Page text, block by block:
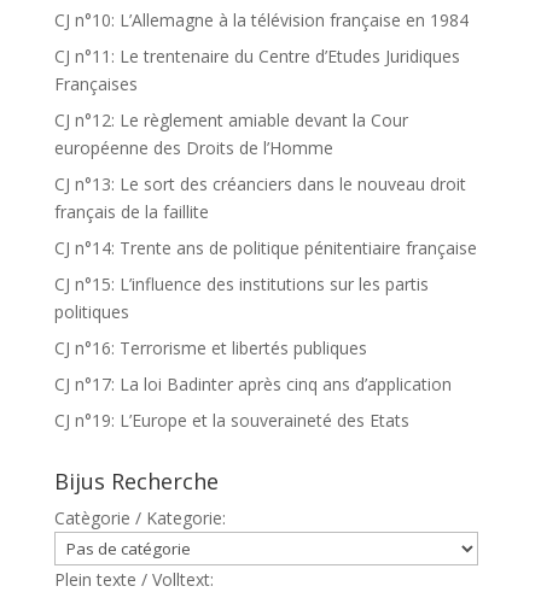
CJ n°10: L’Allemagne à la télévision française en 1984
CJ n°11: Le trentenaire du Centre d’Etudes Juridiques
Françaises
CJ n°12: Le règlement amiable devant la Cour
européenne des Droits de l’Homme
CJ n°13: Le sort des créanciers dans le nouveau droit
français de la faillite
CJ n°14: Trente ans de politique pénitentiaire française
CJ n°15: L’influence des institutions sur les partis
politiques
CJ n°16: Terrorisme et libertés publiques
CJ n°17: La loi Badinter après cinq ans d’application
CJ n°19: L’Europe et la souveraineté des Etats
Bijus Recherche
Catègorie / Kategorie:
Plein texte / Volltext: